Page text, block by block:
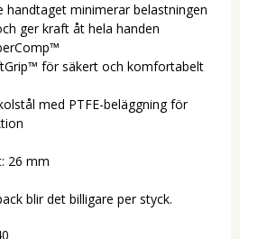
handtaget minimerar belastningen
ger kraft åt hela handen
för säkert och komfortabelt
med PTFE-beläggning för
26 mm
blir det billigare per styck.